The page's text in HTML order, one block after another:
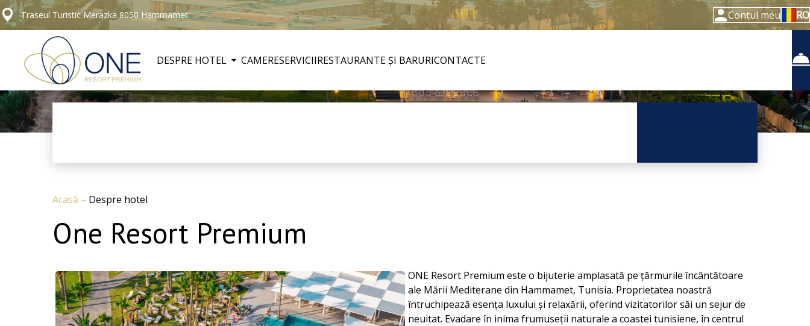
Traseul Turistic Merazka 8050 Hammamet Contul meu RO
DESPRE HOTEL CAMERESERVICIIRESTAURANTE ȘI BARURICONTACTE
Acasă – Despre hotel
One Resort Premium
ONE Resort Premium este o bijuterie amplasată pe țărmurile încântătoare
ale Mării Mediterane din Hammamet, Tunisia. Proprietatea noastră
întruchipează esența luxului și relaxării, oferind vizitatorilor săi un sejur de
neuitat. Evadare în inima frumuseții naturale a coastei tunisiene, în centrul